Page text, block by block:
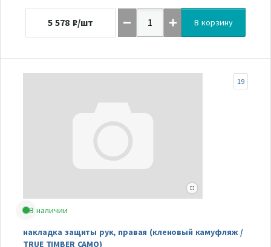
5 578 ₽/шт В корзину
В наличии
накладка защиты рук, правая (кленовый камуфляж /
TRUE TIMBER CAMO)
19